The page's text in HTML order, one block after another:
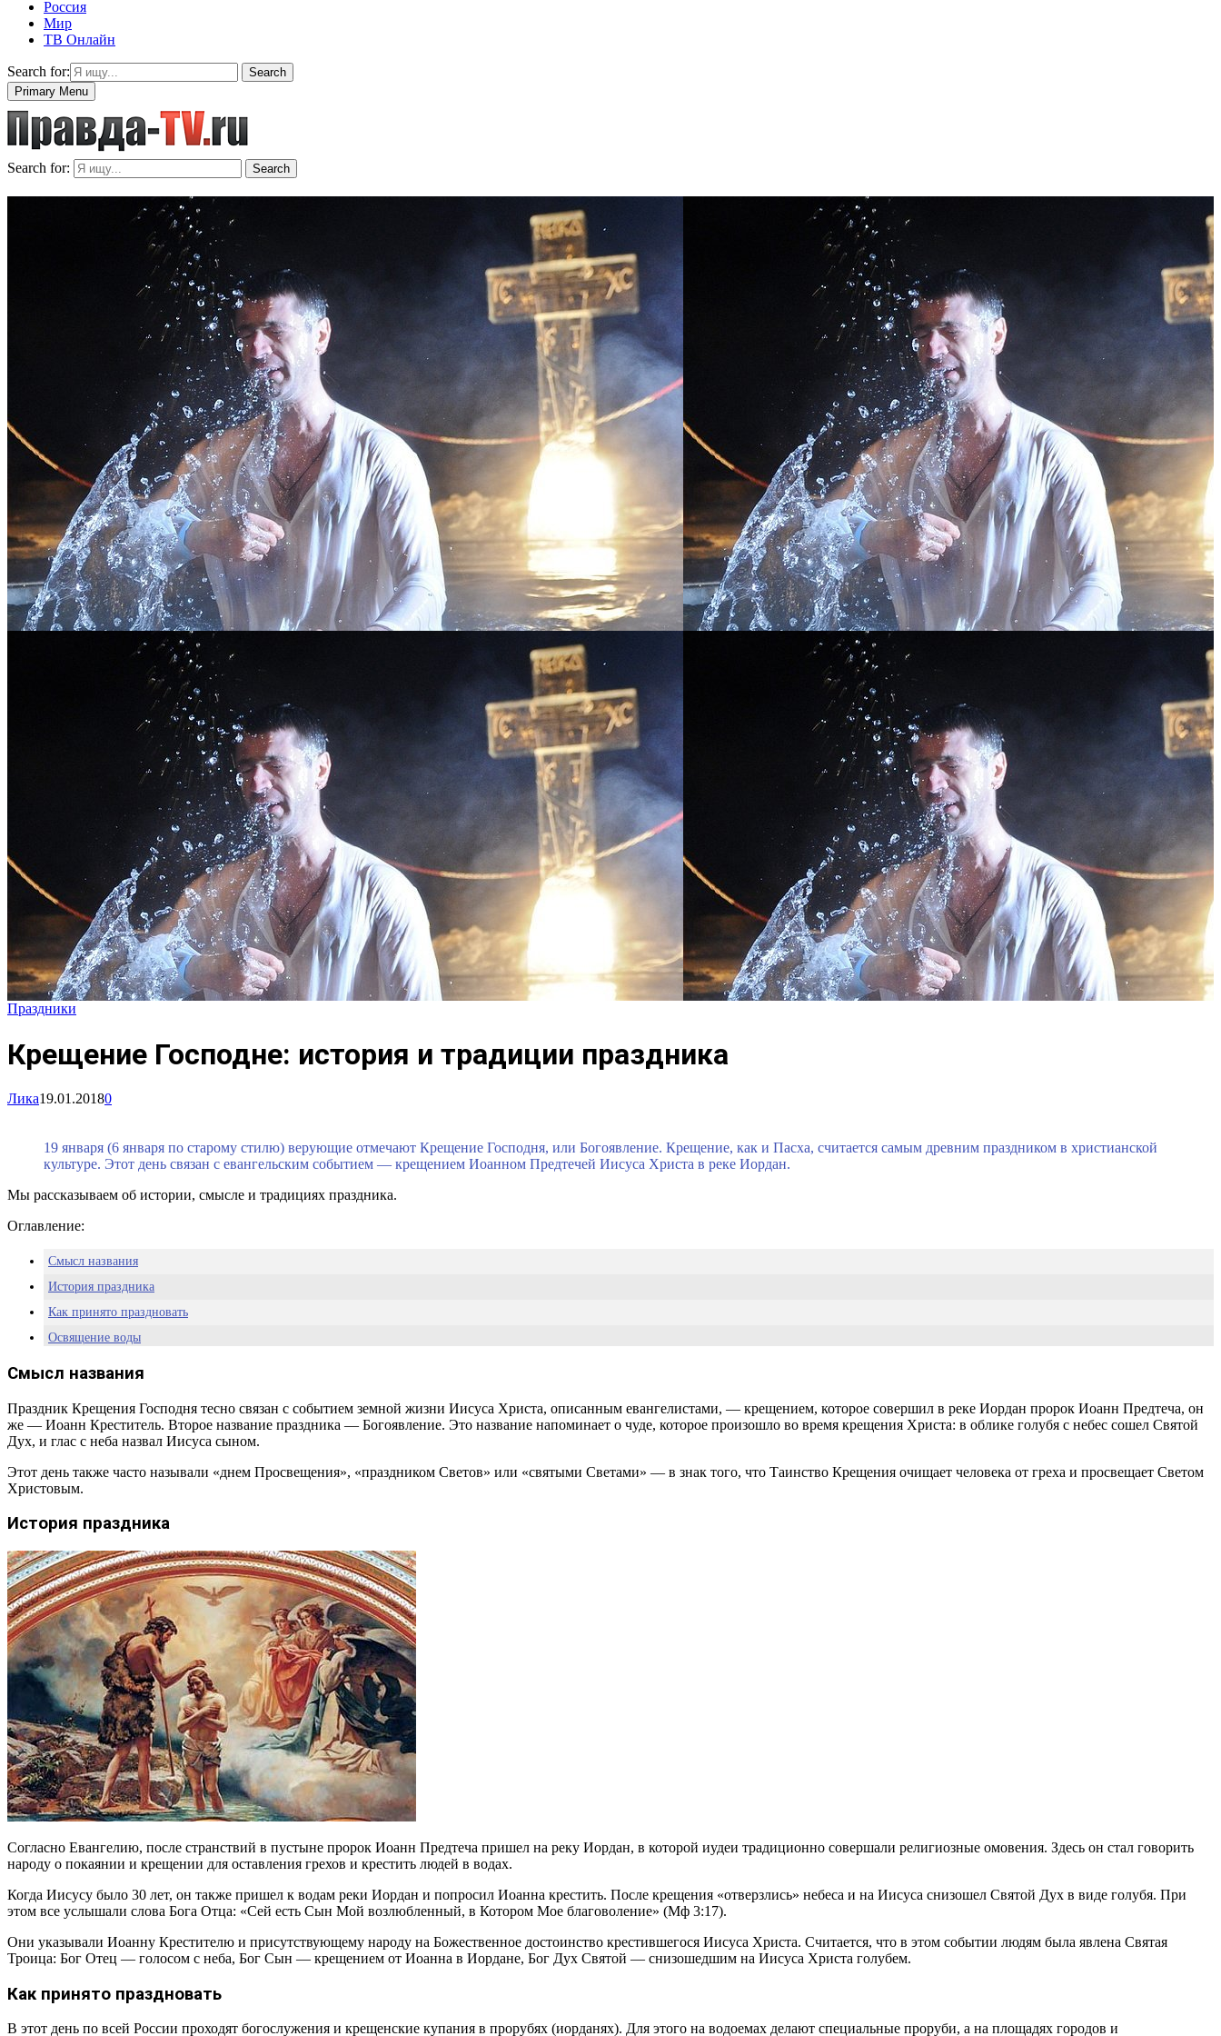
Россия
Мир
ТВ Онлайн
Search for:
Search
Primary Menu
Search for: Search
Праздники
Крещение Господне: история и традиции праздника
Лика19.01.20180
19 января (6 января по старому стилю) верующие отмечают Крещение Господня, или Богоявление. Крещение, как и Пасха, считается самым древним праздником в христианской
культуре. Этот день связан с евангельским событием — крещением Иоанном Предтечей Иисуса Христа в реке Иордан.
Мы рассказываем об истории, смысле и традициях праздника.
Оглавление:
Смысл названия
История праздника
Как принято праздновать
Освящение воды
Крещение Господне: традиции, обычаи, приметы и гадания
Смысл названия
Праздник Крещения Господня тесно связан с событием земной жизни Иисуса Христа, описанным евангелистами, — крещением, которое совершил в реке Иордан пророк Иоанн Предтеча, он
же — Иоанн Креститель. Второе название праздника — Богоявление. Это название напоминает о чуде, которое произошло во время крещения Христа: в облике голубя с небес сошел Святой
Дух, и глас с неба назвал Иисуса сыном.
Этот день также часто называли «днем Просвещения», «праздником Светов» или «святыми Светами» — в знак того, что Таинство Крещения очищает человека от греха и просвещает Светом
Христовым.
История праздника
Согласно Евангелию, после странствий в пустыне пророк Иоанн Предтеча пришел на реку Иордан, в которой иудеи традиционно совершали религиозные омовения. Здесь он стал говорить
народу о покаянии и крещении для оставления грехов и крестить людей в водах.
Когда Иисусу было 30 лет, он также пришел к водам реки Иордан и попросил Иоанна крестить. После крещения «отверзлись» небеса и на Иисуса снизошел Святой Дух в виде голубя. При
этом все услышали слова Бога Отца: «Сей есть Сын Мой возлюбленный, в Котором Мое благоволение» (Мф 3:17).
Они указывали Иоанну Крестителю и присутствующему народу на Божественное достоинство крестившегося Иисуса Христа. Считается, что в этом событии людям была явлена Святая
Троица: Бог Отец — голосом с неба, Бог Сын — крещением от Иоанна в Иордане, Бог Дух Святой — снизошедшим на Иисуса Христа голубем.
Как принято праздновать
В этот день по всей России проходят богослужения и крещенские купания в прорубях (иорданях). Для этого на водоемах делают специальные проруби, а на площадях городов и